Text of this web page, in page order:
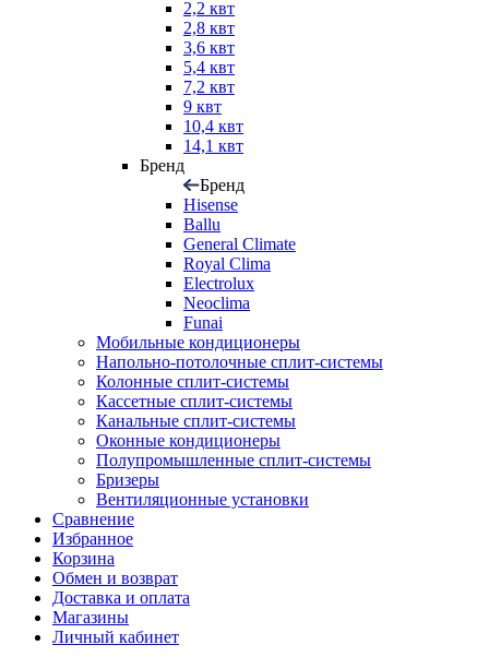
2,2 квт
2,8 квт
3,6 квт
5,4 квт
7,2 квт
9 квт
10,4 квт
14,1 квт
Бренд
Бренд
Hisense
Ballu
General Climate
Royal Clima
Electrolux
Neoclima
Funai
Мобильные кондиционеры
Напольно-потолоч​ные ​сплит-системы
Колонные ​​сплит-системы
Кассетные сплит-системы
Канальные сплит-системы
Оконные кондиционеры
Полупромышленные сплит-системы
Бризеры
Вентиляционные установки
Сравнение
Избранное
Корзина
Обмен и возврат
Доставка и оплата
Магазины
Личный кабинет